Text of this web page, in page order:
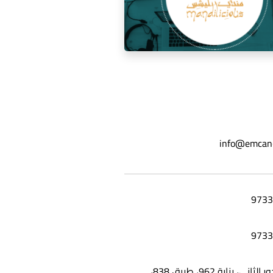
السوشيال ميديا لمطعم مندي
ليشس